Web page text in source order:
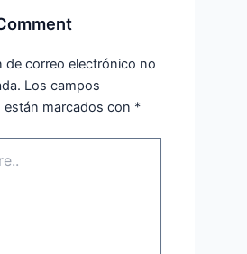
de correo electrónico no
Los campos
marcados con *